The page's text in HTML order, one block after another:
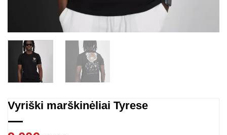
Vyriški marškinėliai Tyrese